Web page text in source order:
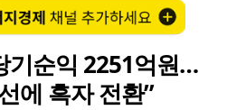
기순익 2251억원…
에 흑자 전환”